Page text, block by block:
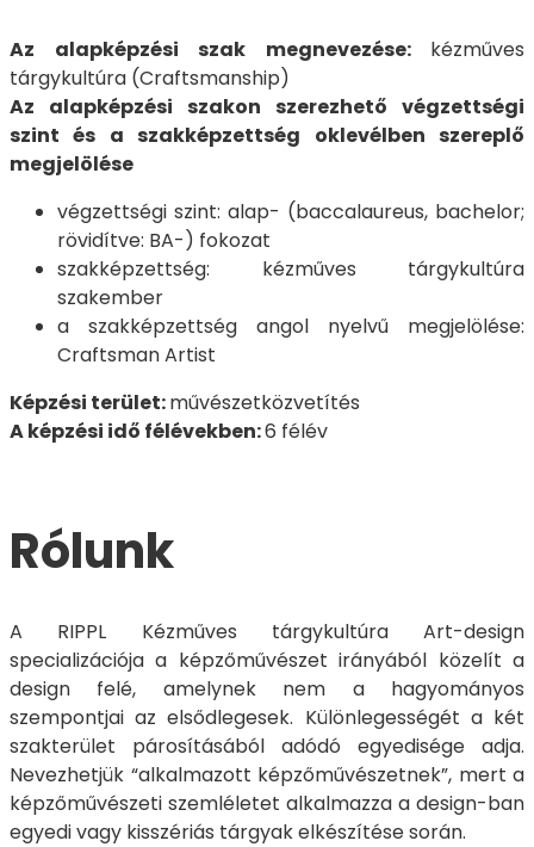
Az alapképzési szak megnevezése: kézműves
tárgykultúra (Craftsmanship)
Az alapképzési szakon szerezhető végzettségi
szint és a szakképzettség oklevélben szereplő
megjelölése
végzettségi szint: alap- (baccalaureus, bachelor;
rövidítve: BA-) fokozat
szakképzettség: kézműves tárgykultúra
szakember
a szakképzettség angol nyelvű megjelölése:
Craftsman Artist
Képzési terület:művészetközvetítés
A képzési idő félévekben:6 félév
Rólunk
A RIPPL Kézműves tárgykultúra Art-design
specializációja a képzőművészet irányából közelít a
design felé, amelynek nem a hagyományos
szempontjai az elsődlegesek. Különlegességét a két
szakterület párosításából adódó egyedisége adja.
Nevezhetjük “alkalmazott képzőművészetnek”, mert a
képzőművészeti szemléletet alkalmazza a design-ban
egyedi vagy kisszériás tárgyak elkészítése során.